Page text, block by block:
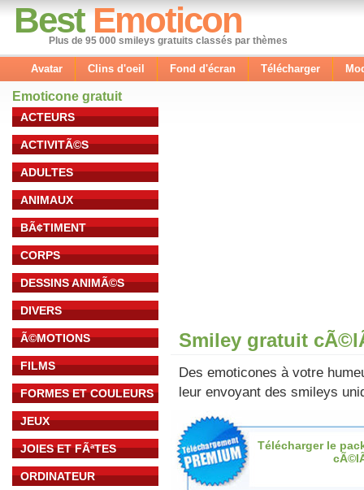
Best Emoticon
Plus de 95 000 smileys gratuits classés par thèmes
Avatar Clins d'oeil Fond d'écran Télécharger
Emoticone gratuit
ACTEURS
ACTIVITÃ©S
ADULTES
ANIMAUX
BÃ¢TIMENT
CORPS
DESSINS ANIMÃ©S
DIVERS
Ã©MOTIONS
FILMS
FORMES ET COULEURS
JEUX
JOIES ET FÃªTES
ORDINATEUR
Smiley gratuit
Des emoticones à votre
leur envoyant des smileys
Télécharger le